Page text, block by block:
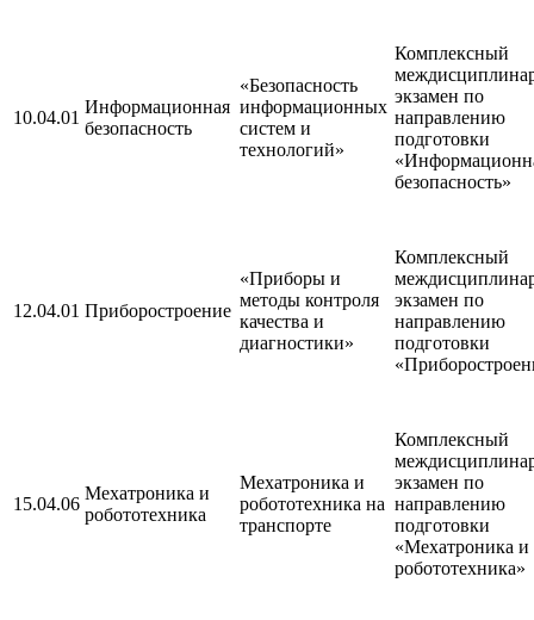
10.04.01
Информационная
безопасность
«Безопасность
информационных
систем и
технологий»
Комплексный
экзамен по
направлению
подготовки
безопасность»
12.04.01 Приборостроение
«Приборы и
методы контроля
качества и
диагностики»
Комплексный
экзамен по
направлению
подготовки
15.04.06
Мехатроника и
робототехника
Мехатроника и
робототехника на
транспорте
Комплексный
экзамен по
направлению
подготовки
«Мехатроника и
робототехника»